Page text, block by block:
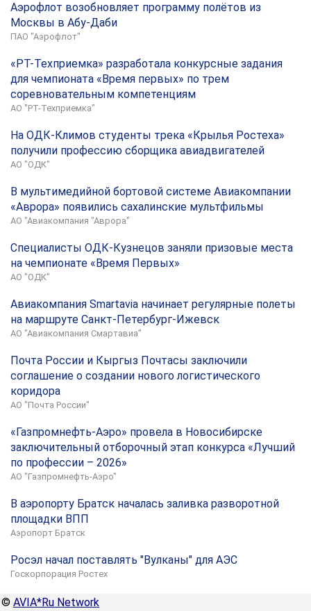
Аэрофлот возобновляет программу полётов из
Москвы в Абу-Даби
ПАО "Аэрофлот"
«РТ-Техприемка» разработала конкурсные задания
для чемпионата «Время первых» по трем
соревновательным компетенциям
АО "РТ-Техприемка"
На ОДК-Климов студенты трека «Крылья Ростеха»
получили профессию сборщика авиадвигателей
АО "ОДК"
В мультимедийной бортовой системе Авиакомпании
«Аврора» появились сахалинские мультфильмы
АО "Авиакомпания "Аврора"
Специалисты ОДК-Кузнецов заняли призовые места
на чемпионате «Время Первых»
АО "ОДК"
Авиакомпания Smartavia начинает регулярные полеты
на маршруте Санкт-Петербург-Ижевск
АО "Авиакомпания Смартавиа"
Почта России и Кыргыз Почтасы заключили
соглашение о создании нового логистического
коридора
АО "Почта России"
«Газпромнефть-Аэро» провела в Новосибирске
заключительный отборочный этап конкурса «Лучший
по профессии – 2026»
АО "Газпромнефть-Аэро"
В аэропорту Братск началась заливка разворотной
площадки ВПП
Аэропорт Братск
Росэл начал поставлять "Вулканы" для АЭС
Госкорпорация Ростех
© AVIA*Ru Network